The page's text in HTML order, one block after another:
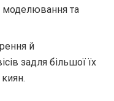
моделювання та
й
задля більшої їх
киян.